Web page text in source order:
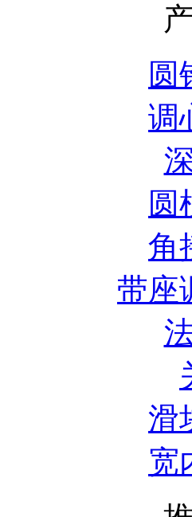
圆
调
圆
角
带座
滑
宽